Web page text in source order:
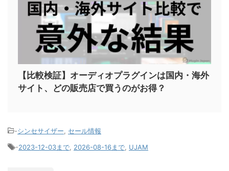
【比較検証】オーディオプラグインは国内・海外
サイト、どの販売店で買うのがお得？
-シンセサイザー, セール情報
-2023-12-03まで, 2026-08-16まで, UJAM